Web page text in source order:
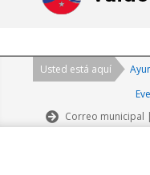
Navigation
Usted está aquí
Correo municipal